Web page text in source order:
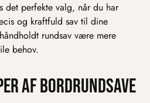
det perfekte valg, når du har
og kraftfuld sav til dine
rundsav være mere
behov.
af bordrundsave